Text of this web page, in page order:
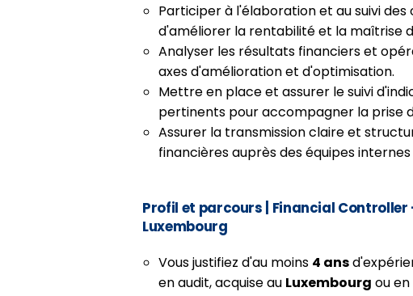
Participer à l'élaboration et au suivi
d'améliorer la rentabilité et la maîtrise
Analyser les résultats financiers et
axes d'amélioration et d'optimisation.
Mettre en place et assurer le suivi
pertinents pour accompagner la prise
Assurer la transmission claire et
financières auprès des équipes
Profil et parcours | Financial
Luxembourg
Vous justifiez d'au moins 4 ans
en audit, acquise au Luxembourg ou en